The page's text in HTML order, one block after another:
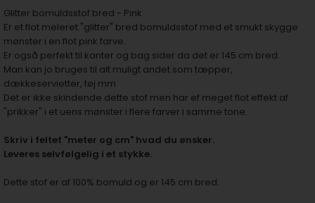
Glitter bomuldsstof bred - Pink
Er et flot meleret "glitter" bred bomuldsstof med et smukt skygge
mønster i en flot pink farve.
Er også perfekt til kanter og bag sider da det er 145 cm bred.
Man kan jo bruges til alt muligt andet som tæpper,
dækkeservietter, tøj mm
Det er ikke skindende dette stof men har ef meget flot effekt af
"prikker" i et uens mønster i flere farver i samme tone.
Skriv i feltet "meter og cm" hvad du ønsker.
Leveres selvfølgelig i et stykke.
Dette stof er af 100% bomuld og er 145 cm bred.